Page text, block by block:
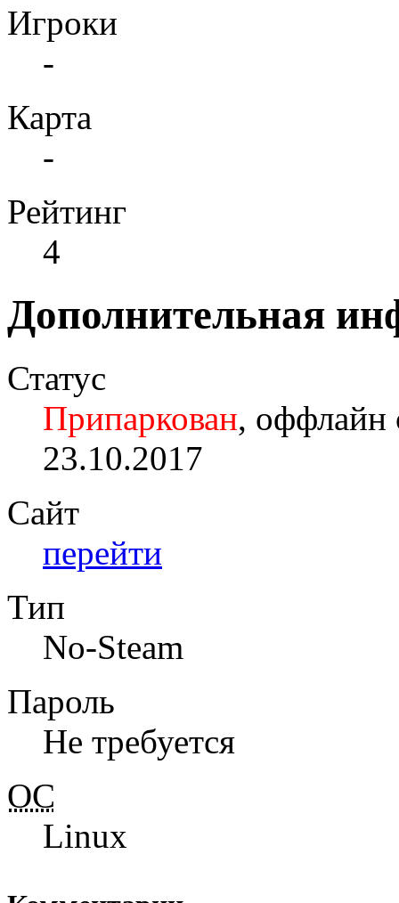
Игроки
-
Карта
-
Рейтинг
4
Дополнительная
Статус
Припаркован, оффлайн
23.10.2017
Сайт
перейти
Тип
No-Steam
Пароль
Не требуется
ОС
Linux